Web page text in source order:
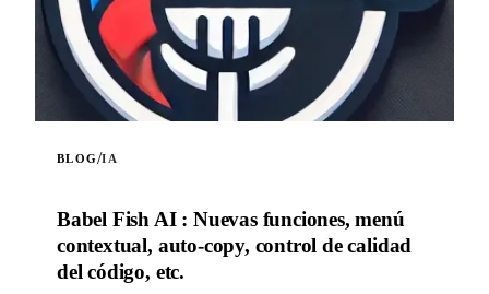
BLOG/IA
Babel Fish AI : Nuevas funciones, menú
contextual, auto-copy, control de calidad
del código, etc.